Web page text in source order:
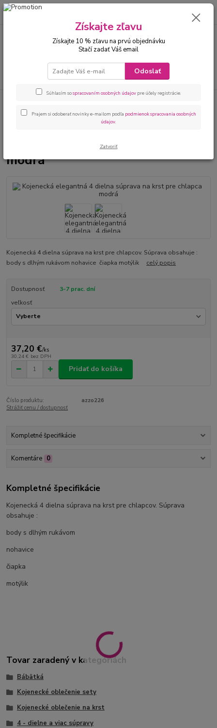
00421 905 612848 za0 €
dielna súprava na krst pre chlapca modrá
Kojenecká elegantná 4 dielna
súprava na krst pre chlapca
modrá
Kojenecká 4 dielna súprava na krst pre chlapcov. Súprava obsahuje :
body s dlhým rukávom nohavice čiapka motýlik celý popis
Dostupnosť
3-7 prac. dní
veľkosť
37,20 €/ks
30,24 € bez DPH
Pridať do košíka
Číslo produktu:
azzo226
Strážiť cenu / dostupnosť
Kompletné špecifikácie
Komentáre 0
Kompletné špecifikácie
Kojenecká 4 dielna súprava na krst pre chlapcov. Súprava
obsahuje :
body s dlhým rukávom
nohavice
čiapka
motýlik
Tovar zaradený v kategóriách
Bábätká
Kojenecké oblečenie sety
Kojenecké oblečenie na krst
4 - dielne a viac súpravy
Získajte zľavu
Získajte 10 % zľavu na prvú objednávku
Stačí zadať Váš email
Odoslať
Súhlasím sospracovaním osobných údajov pre účely registrácie.
Prajem si odoberať novinky e-mailom podľa podmienok spracovania osobných
údajov.
Zatvoriť